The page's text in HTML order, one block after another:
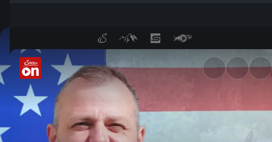
Was Österreichs Fußball-